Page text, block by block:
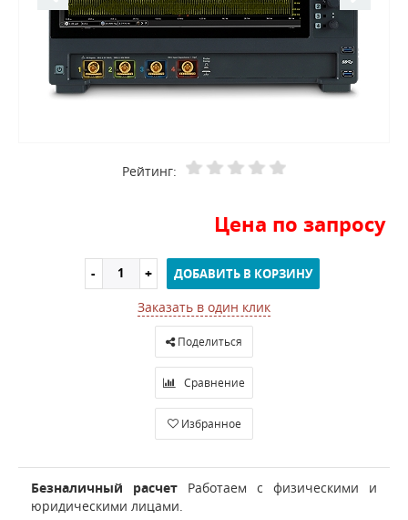
Рейтинг:
Цена по запросу
ДОБАВИТЬ В КОРЗИНУ
Заказать в один клик
Поделиться
Сравнение
Избранное
Безналичный расчет Работаем с физическими и
юридическими лицами.